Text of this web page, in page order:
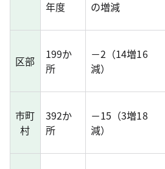
年度
の増減
区部
199か
所
－2（14増16
減）
市町
村
392か
所
－15（3増18
減）